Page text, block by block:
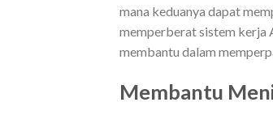
mana keduanya dapat
memperberat sistem kerja
membantu dalam
Membantu